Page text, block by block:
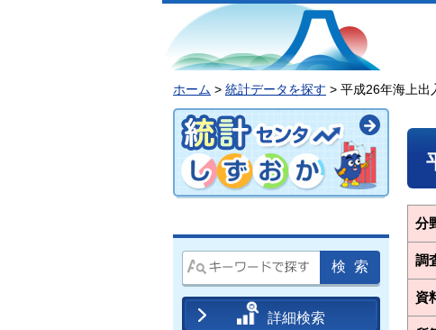
ホーム > 統計データを探す > 平成26年海上出
詳細検索
分
調
資